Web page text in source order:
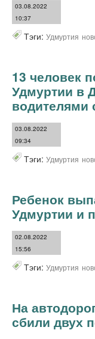
03.08.2022
10:37
Тэги: Удмуртия
13 человек
Удмуртии в
водителями
03.08.2022
09:34
Тэги: Удмуртия
Ребенок
Удмуртии и
02.08.2022
15:56
Тэги: Удмуртия
На
сбили двух